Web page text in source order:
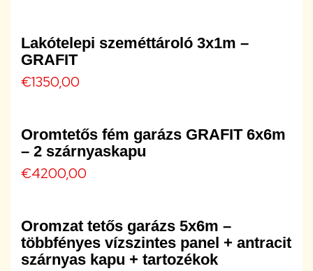
Lakótelepi szeméttároló 3x1m –
GRAFIT
€1350,00
Oromtetős fém garázs GRAFIT 6x6m
– 2 szárnyaskapu
€4200,00
Oromzat tetős garázs 5x6m –
többfényes vízszintes panel + antracit
szárnyas kapu + tartozékok